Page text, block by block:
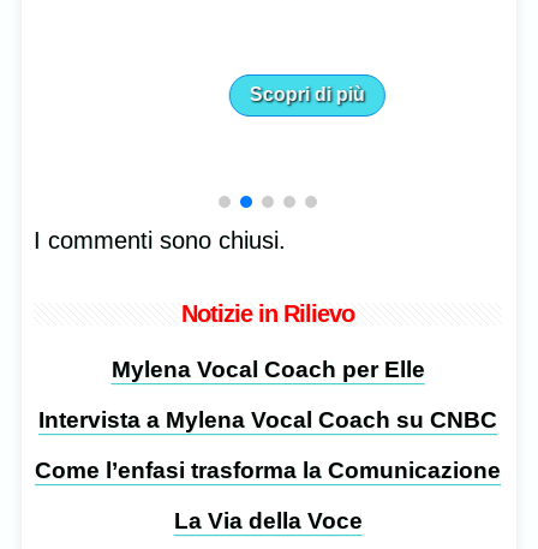
Scopri di più
I commenti sono chiusi.
Notizie in Rilievo
Mylena Vocal Coach per Elle
Intervista a Mylena Vocal Coach su CNBC
Come l’enfasi trasforma la Comunicazione
La Via della Voce